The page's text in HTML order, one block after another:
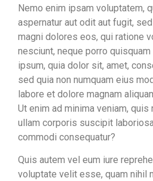
Nemo enim ipsam voluptatem,
aspernatur aut odit aut fugit,
magni dolores eos, qui ratione
nesciunt, neque porro
ipsum, quia dolor sit, amet,
sed quia non numquam eius
labore et dolore magnam
Ut enim ad minima veniam,
ullam corporis suscipit
commodi consequatur?
Quis autem vel eum iure
voluptate velit esse, quam nihil